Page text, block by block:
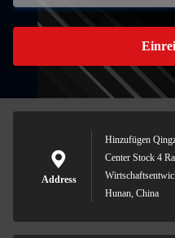
Address
Hinzufügen
Center Stock 4
Hunan, China